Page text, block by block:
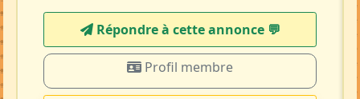
Répondre à cette annonce 💬​
Profil membre